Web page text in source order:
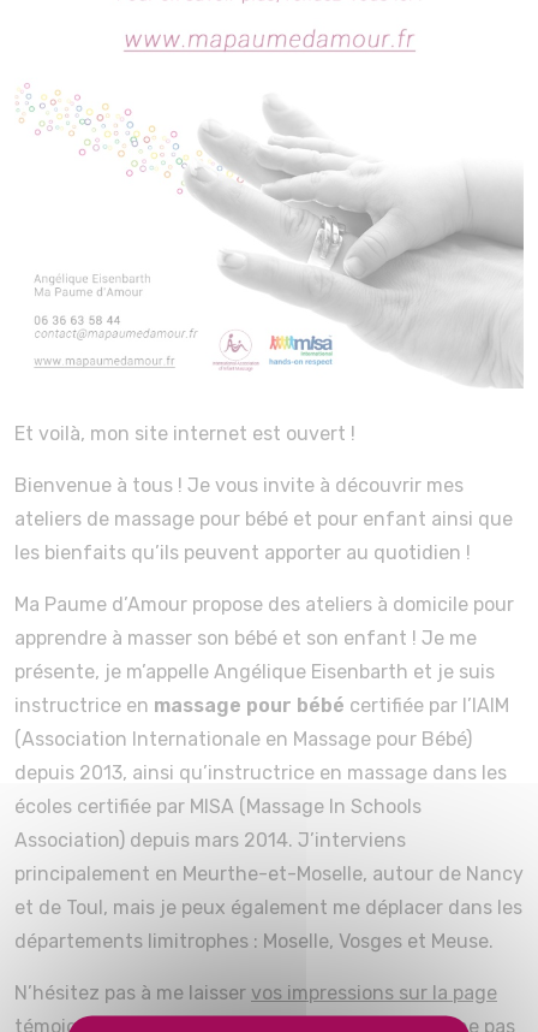
Et voilà, mon site internet est ouvert !
Bienvenue à tous ! Je vous invite à découvrir mes
ateliers de massage pour bébé et pour enfant ainsi que
les bienfaits qu’ils peuvent apporter au quotidien !
Ma Paume d’Amour propose des ateliers à domicile pour
apprendre à masser son bébé et son enfant ! Je me
présente, je m’appelle Angélique Eisenbarth et je suis
instructrice en massage pour bébé certifiée par l’IAIM
(Association Internationale en Massage pour Bébé)
depuis 2013, ainsi qu’instructrice en massage dans les
écoles certifiée par MISA (Massage In Schools
Association) depuis mars 2014. J’interviens
principalement en Meurthe-et-Moselle, autour de Nancy
et de Toul, mais je peux également me déplacer dans les
départements limitrophes : Moselle, Vosges et Meuse.
N’hésitez pas à me laisser vos impressions sur la page
témoignage
pour ne pas